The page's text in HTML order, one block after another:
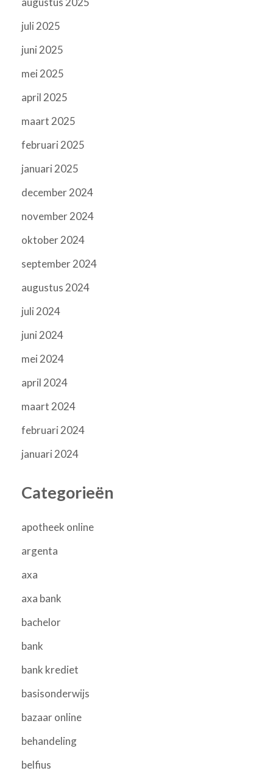
juli 2025
juni 2025
mei 2025
april 2025
maart 2025
februari 2025
januari 2025
december 2024
november 2024
oktober 2024
september 2024
augustus 2024
juli 2024
juni 2024
mei 2024
april 2024
maart 2024
februari 2024
januari 2024
Categorieën
apotheek online
argenta
axa
axa bank
bachelor
bank
bank krediet
basisonderwijs
bazaar online
behandeling
belfius